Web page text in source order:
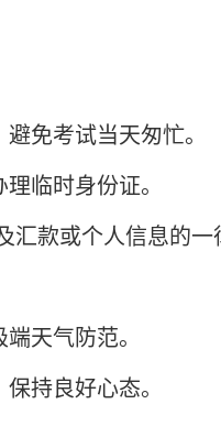
免考试当天匆忙。
临时身份证。
汇款或个人信息的一
天气防范。
持良好心态。